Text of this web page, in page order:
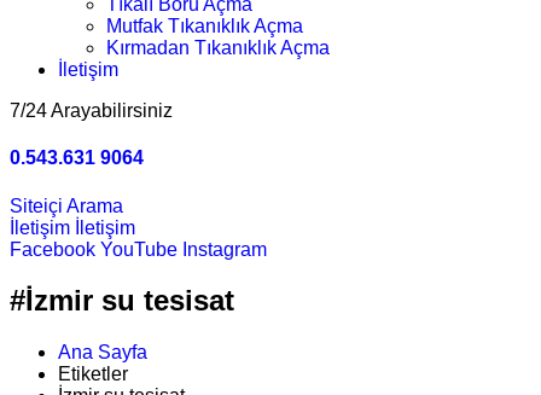
Tıkalı Boru Açma
Mutfak Tıkanıklık Açma
Kırmadan Tıkanıklık Açma
İletişim
7/24 Arayabilirsiniz
0.543.631 9064
Siteiçi Arama
İletişim
İletişim
Facebook YouTube Instagram
#İzmir su tesisat
Ana Sayfa
Etiketler